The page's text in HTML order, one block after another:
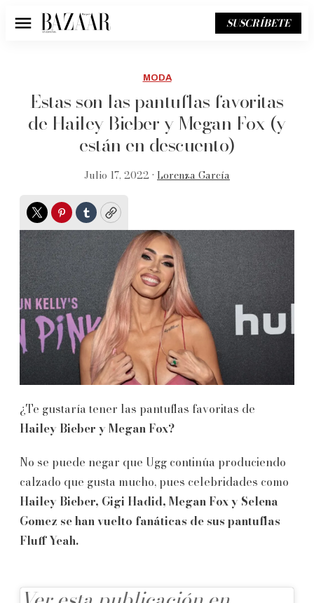
Menú SUSCRÍBETE
MODA
Estas son las pantuflas favoritas
de Hailey Bieber y Megan Fox (y
están en descuento)
Julio 17, 2022 • Lorenza García
TwitterPinterest
TumblrCopy
¿Te gustaría tener las pantuflas favoritas de
Hailey Bieber y Megan Fox?
No se puede negar que Ugg continúa produciendo
calzado que gusta mucho, pues celebridades como
Hailey Bieber, Gigi Hadid, Megan Fox y Selena
Gomez se han vuelto fanáticas de sus pantuflas
Fluff Yeah.